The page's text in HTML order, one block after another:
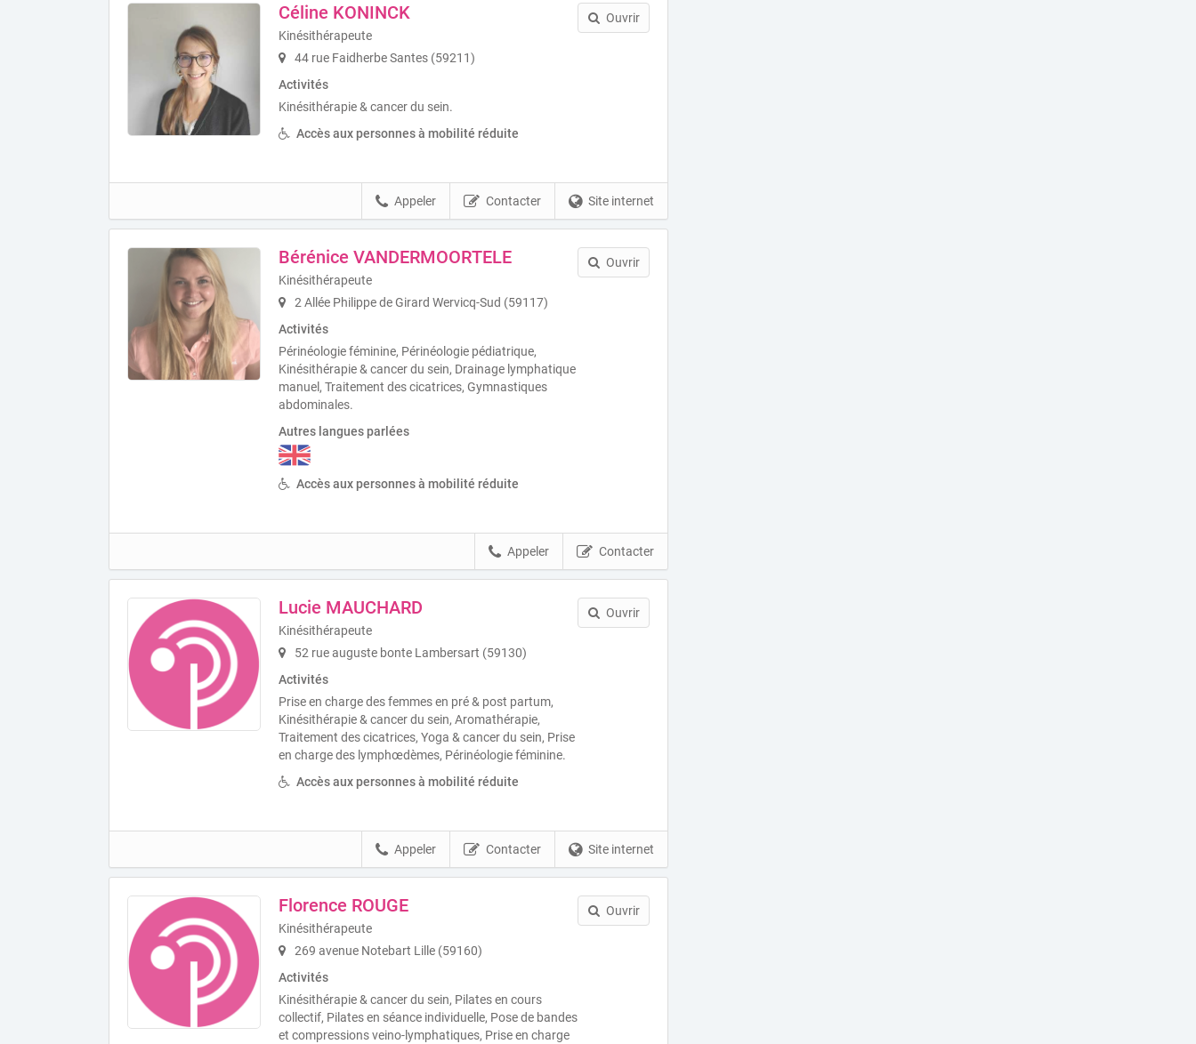
Céline KONINCK
Kinésithérapeute
44 rue Faidherbe Santes (59211)
Activités
Kinésithérapie & cancer du sein.
Accès aux personnes à mobilité réduite
Ouvrir
Site internet
Contacter
Appeler
Bérénice VANDERMOORTELE
Kinésithérapeute
2 Allée Philippe de Girard Wervicq-Sud (59117)
Activités
Périnéologie féminine, Périnéologie pédiatrique,
Kinésithérapie & cancer du sein, Drainage lymphatique
manuel, Traitement des cicatrices, Gymnastiques
abdominales.
Autres langues parlées
Accès aux personnes à mobilité réduite
Ouvrir
Contacter
Appeler
Lucie MAUCHARD
Kinésithérapeute
52 rue auguste bonte Lambersart (59130)
Activités
Prise en charge des femmes en pré & post partum,
Kinésithérapie & cancer du sein, Aromathérapie,
Traitement des cicatrices, Yoga & cancer du sein, Prise
en charge des lymphœdèmes, Périnéologie féminine.
Accès aux personnes à mobilité réduite
Ouvrir
Site internet
Contacter
Appeler
Florence ROUGE
Kinésithérapeute
269 avenue Notebart Lille (59160)
Activités
Kinésithérapie & cancer du sein, Pilates en cours
collectif, Pilates en séance individuelle, Pose de bandes
et compressions veino-lymphatiques, Prise en charge
Ouvrir